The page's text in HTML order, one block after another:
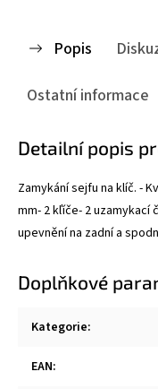
Popis
Ostatní informace
Detailní popis
Zamykání sejfu na klíč. -
mm- 2 kľíče- 2 uzamykací
upevnění na zadní a
Doplňkové
Kategorie:
EAN: